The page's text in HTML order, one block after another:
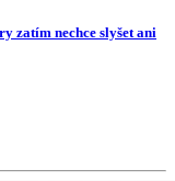
zatím nechce slyšet ani